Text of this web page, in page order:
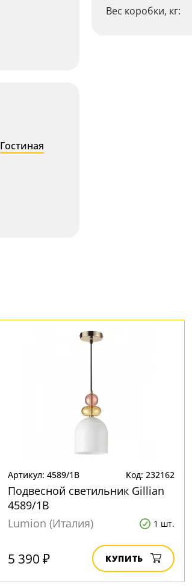
Вес коробки, кг:
Гостиная
Артикул: 4589/1B Код: 232162
Подвесной светильник Gillian
4589/1B
Lumion (Италия)
1 шт.
5 390 ₽ КУПИТЬ